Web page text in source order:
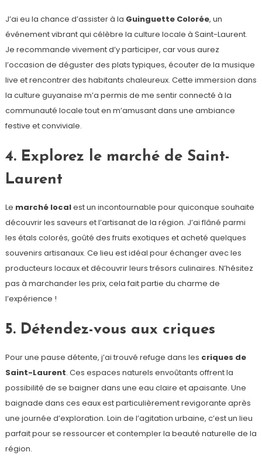
J’ai eu la chance d’assister à la Guinguette Colorée, un
événement vibrant qui célèbre la culture locale à Saint-Laurent.
Je recommande vivement d’y participer, car vous aurez
l’occasion de déguster des plats typiques, écouter de la musique
live et rencontrer des habitants chaleureux. Cette immersion dans
la culture guyanaise m’a permis de me sentir connecté à la
communauté locale tout en m’amusant dans une ambiance
festive et conviviale.
4. Explorez le marché de Saint-
Laurent
Le marché localest un incontournable pour quiconque souhaite
découvrir les saveurs et l’artisanat de la région. J’ai flâné parmi
les étals colorés, goûté des fruits exotiques et acheté quelques
souvenirs artisanaux. Ce lieu est idéal pour échanger avec les
producteurs locaux et découvrir leurs trésors culinaires. N’hésitez
pas à marchander les prix, cela fait partie du charme de
l’expérience !
5. Détendez-vous aux criques
Pour une pause détente, j’ai trouvé refuge dans les criques de
Saint-Laurent. Ces espaces naturels envoûtants offrent la
possibilité de se baigner dans une eau claire et apaisante. Une
baignade dans ces eaux est particulièrement revigorante après
une journée d’exploration. Loin de l’agitation urbaine, c’est un lieu
parfait pour se ressourcer et contempler la beauté naturelle de la
région.